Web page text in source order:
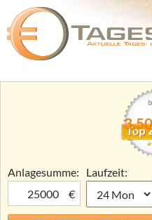
Zum
Anlagesumme:
€
Laufzeit: